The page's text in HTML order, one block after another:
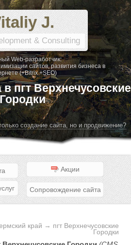
J.
& Consulting
Web-разработчик:
сайтов, развития бизнеса в
(+Bitrix +SEO)
пгт Верхнечусовские
Городки
создание сайта, но и продвижение?
Акции
Сопровождение сайта
край → пгт Верхнечусовские
Городки